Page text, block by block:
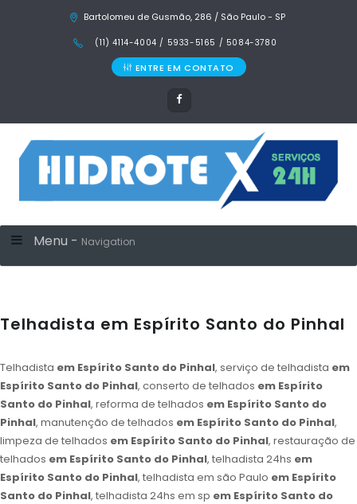
Bartolomeu de Gusmão, 286 / São Paulo - SP
(11) 4114-4004 / 5933-5165 / 5084-3780
ENTRE EM CONTATO
Menu - Navigation
Telhadista em Espírito Santo do Pinhal
Telhadista em Espírito Santo do Pinhal, serviço de telhadista em
Espírito Santo do Pinhal, conserto de telhados em Espírito
Santo do Pinhal, reforma de telhados em Espírito Santo do
Pinhal, manutenção de telhados em Espírito Santo do Pinhal,
limpeza de telhados em Espírito Santo do Pinhal, restauração de
telhados em Espírito Santo do Pinhal, telhadista 24hs em
Espírito Santo do Pinhal, telhadista em são Paulo em Espírito
Santo do Pinhal, telhadista 24hs em sp em Espírito Santo do